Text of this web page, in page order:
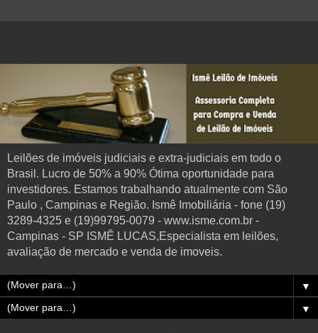
Leilões de imóveis judiciais e extra-judiciais em todo o
Brasil. Lucro de 50% a 90% Ótima oportunidade para
investidores. Estamos trabalhando atualmente com São
Paulo , Campinas e Região. Ismê Imobiliária - fone (19)
3289-4325 e (19)99795-0079 - www.isme.com.br -
Campinas - SP ISMÊ LUCAS,Especialista em leilões,
avaliação de mercado e venda de imoveis.
▼
▼